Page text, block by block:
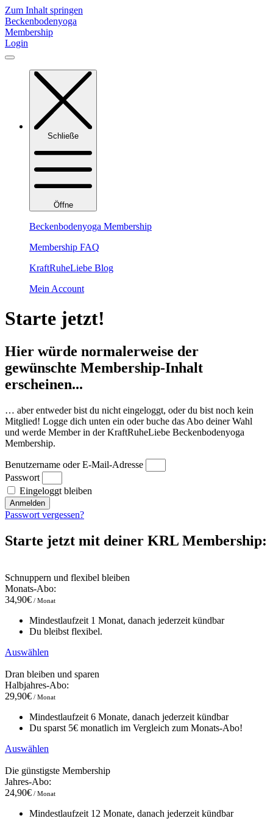
Zum Inhalt springen
Beckenbodenyoga
Membership
Login
Schließe
Öffne
Beckenbodenyoga Membership
Membership FAQ
KraftRuheLiebe Blog
Mein Account
Starte jetzt!
Hier würde normalerweise der
gewünschte Membership-Inhalt
erscheinen...
… aber entweder bist du nicht eingeloggt, oder du bist noch kein
Mitglied! Logge dich unten ein oder buche das Abo deiner Wahl
und werde Member in der KraftRuheLiebe Beckenbodenyoga
Membership.
Benutzername oder E-Mail-Adresse
Passwort
Eingeloggt bleiben
Anmelden
Passwort vergessen?
Starte jetzt mit deiner KRL Membership:
Schnuppern und flexibel bleiben
Monats-Abo:
34,90€ / Monat
Mindestlaufzeit 1 Monat, danach jederzeit kündbar
Du bleibst flexibel.
Auswählen
Dran bleiben und sparen
Halbjahres-Abo:
29,90€ / Monat
Mindestlaufzeit 6 Monate, danach jederzeit kündbar
Du sparst 5€ monatlich im Vergleich zum Monats-Abo!
Auswählen
Die günstigste Membership
Jahres-Abo:
24,90€ / Monat
Mindestlaufzeit 12 Monate, danach jederzeit kündbar